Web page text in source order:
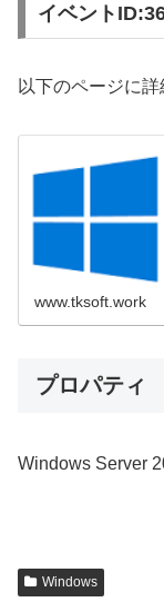
イベント
以下のページに詳
www.tksoft.work
プロパティ
Windows Server
Windows